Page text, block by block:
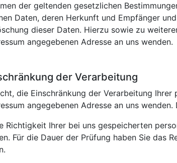
der geltenden gesetzlichen
Daten, deren Herkunft und Empfänger
dieser Daten. Hierzu sowie zu
angegebenen Adresse an uns wenden.
der Verarbeitung
die Einschränkung der Verarbeitung
angegebenen Adresse an uns
Richtigkeit Ihrer bei uns gespeicherten
Für die Dauer der Prüfung haben Sie das